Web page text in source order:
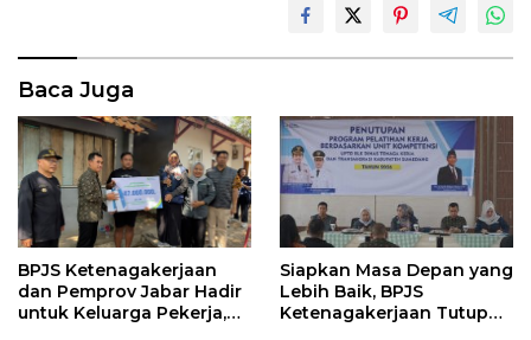
Baca Juga
BPJS Ketenagakerjaan
dan Pemprov Jabar Hadir
untuk Keluarga Pekerja,
Siapkan Masa Depan yang
Lebih Baik, BPJS
Ketenagakerjaan Tutup